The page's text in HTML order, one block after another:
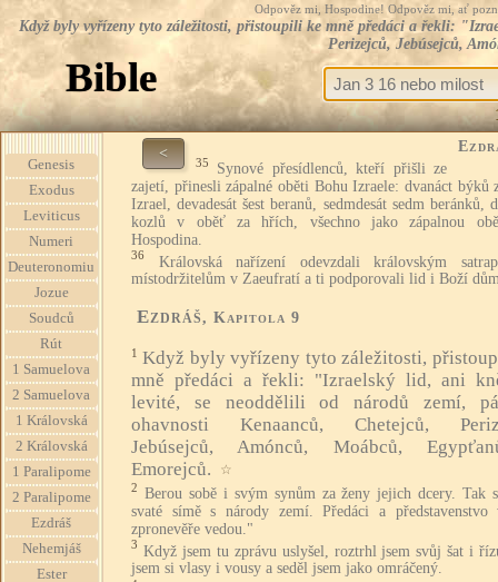
Odpověz mi, Hospodine! Odpověz mi, ať
Když byly vyřízeny tyto záležitosti, přistoupili ke mně předáci a řekli:
Perizejců, Jebúsejců,
Bible
Genesis
Exodus
Leviticus
Numeri
Deuteronomiu
Jozue
Soudců
Rút
1 Samuelova
2 Samuelova
1 Královská
2 Královská
1 Paralipome
2 Paralipome
Ezdráš
Nehemjáš
Ester
<
35
Synové přesídlenců, kteří přišli ze
zajetí, přinesli zápalné oběti Bohu Izraele: dvanáct býků
Izrael, devadesát šest beranů, sedmdesát sedm beránků,
kozlů v oběť za hřích, všechno jako zápalnou
Hospodina.
36
Královská nařízení odevzdali královským
místodržitelům v Zaeufratí a ti podporovali lid i Boží
Ezdráš, Kapitola 9
1
Když byly vyřízeny tyto záležitosti,
mně předáci a řekli: "Izraelský lid, ani
levité, se neoddělili od národů zemí,
ohavnosti Kenaanců, Chetejců,
Jebúsejců, Amónců, Moábců,
Emorejců.
☆
2 Berou sobě i svým synům za ženy jejich dcery. Tak
svaté símě s národy zemí. Předáci a
zpronevěře vedou."
3 Když jsem tu zprávu uslyšel, roztrhl jsem svůj šat i
jsem si vlasy i vousy a seděl jsem jako omráčený.